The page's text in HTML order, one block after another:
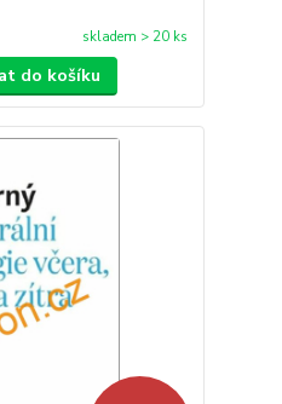
skladem > 20 ks
do košíku